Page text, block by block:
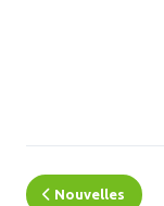
Nouvelles